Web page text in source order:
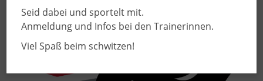
Seid dabei und sportelt mit.
Anmeldung und Infos bei den Trainerinnen.
Viel Spaß beim schwitzen!